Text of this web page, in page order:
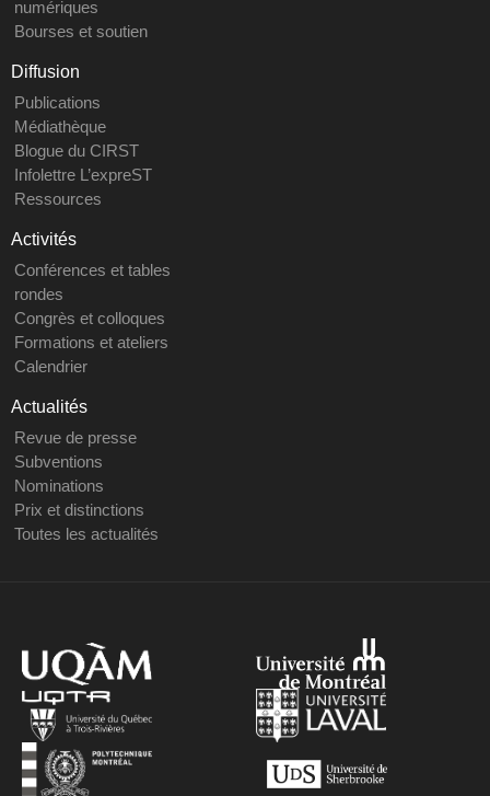
numériques
Bourses et soutien
Diffusion
Publications
Médiathèque
Blogue du CIRST
Infolettre L’expreST
Ressources
Activités
Conférences et tables
rondes
Congrès et colloques
Formations et ateliers
Calendrier
Actualités
Revue de presse
Subventions
Nominations
Prix et distinctions
Toutes les actualités